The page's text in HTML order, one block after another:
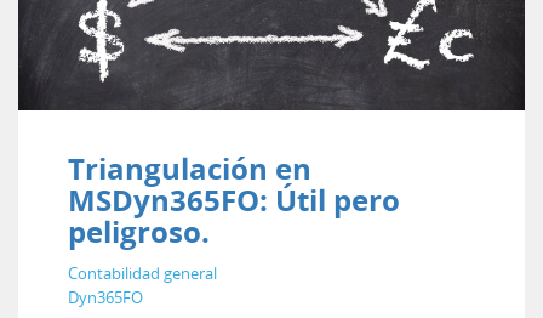
Triangulación en
MSDyn365FO: Útil pero
peligroso.
Contabilidad general
Dyn365FO